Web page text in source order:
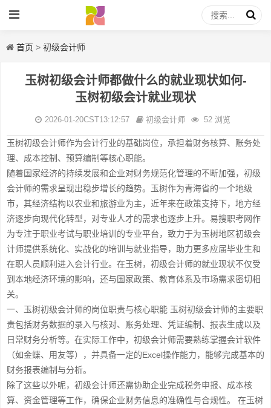
首页 > 初级会计师
玉树初级会计师都做什么的就业现状如何-
玉树初级会计就业现状
2026-01-20CST13:12:57 初级会计师 52 浏览
玉树初级会计师作为会计行业的基础岗位，承担着财务核算、账务处
理、成本控制、预算编制等核心职能。
随着国家经济的持续发展和企业对财务规范化管理的不断加强，初级
会计师的需求呈现出稳步增长的趋势。玉树作为青海省的一个地级
市，其经济结构以农业和旅游业为主，近年来在政策支持下，地方经
济逐步向现代化转型，对专业人才的需求也逐步上升。易搜职考网作
为专注于职业考试与职业培训的专业平台，致力于为玉树地区初级会
计师提供系统化、实战化的培训与就业指导，助力更多应届毕业生和
在职人员顺利进入会计行业。在玉树，初级会计师的就业现状不仅受
到本地经济环境的影响，还与国家政策、教育体系及市场需求密切相
关。
一、玉树初级会计师的岗位职责与核心职能 玉树初级会计师的主要职
责包括财务数据的录入与核对、账务处理、凭证编制、报表生成以及
日常财务分析等。在实际工作中，初级会计师需要熟练掌握会计软件
（如金蝶、用友等），并具备一定的Excel操作能力，能够完成基本的
财务报表编制与分析。
除了这些以外呢，初级会计师还需协助企业完成税务申报、成本核
算、资金管理等工作，确保企业财务信息的准确性与合规性。 在玉树